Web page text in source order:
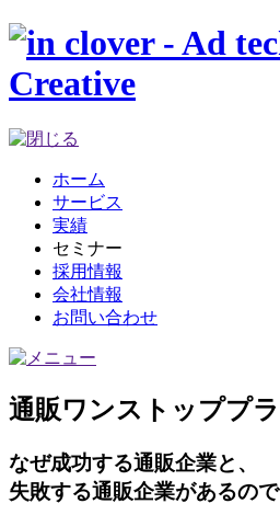
ホーム
サービス
実績
セミナー
採用情報
会社情報
お問い合わせ
通販ワンストッププ
なぜ成功する通販企業と、
失敗する通販企業があるので